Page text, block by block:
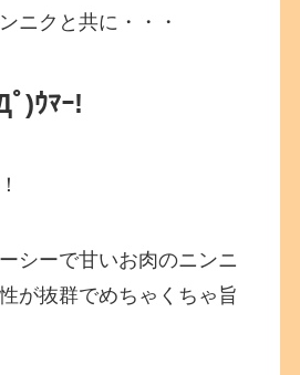
ニクと共に・・・
ﾟ)ｳﾏｰ!
シーで甘いお肉のニンニ
が抜群でめちゃくちゃ旨